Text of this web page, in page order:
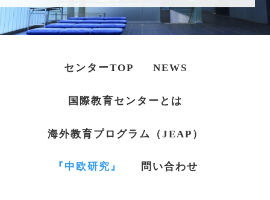
センターTOP NEWS
国際教育センターとは
海外教育プログラム（JEAP）
『中欧研究』 問い合わせ